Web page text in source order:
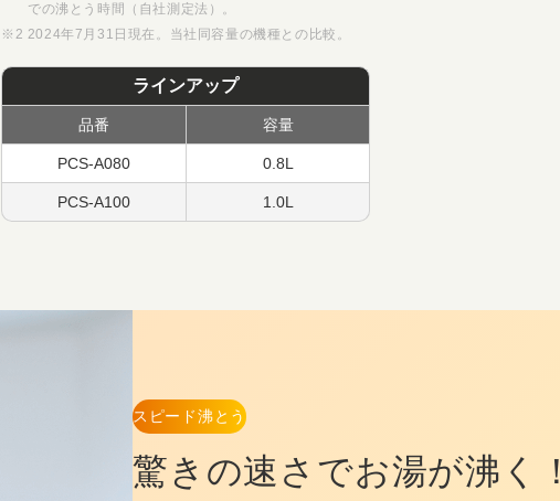
での沸とう時間（自社測定法）。
※2 2024年7月31日現在。当社同容量の機種との比較。
ラインアップ
品番 容量
PCS-A080 0.8L
PCS-A100 1.0L
スピード沸とう
驚きの速さでお湯が沸く！